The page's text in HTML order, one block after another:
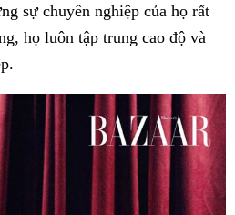
sự chuyên nghiệp của họ rất
họ luôn tập trung cao độ và